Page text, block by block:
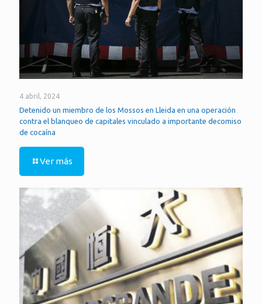
4 abril, 2024
Detenido un miembro de los Mossos en Lleida en una operación
contra el blanqueo de capitales vinculado a importante decomiso
de cocaína
Ver más